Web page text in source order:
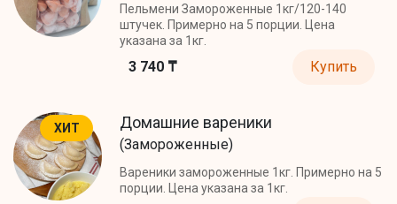
Пельмени Замороженные 1кг/120-140
штучек. Примерно на 5 порции. Цена
указана за 1кг.
3 740 ₸ Купить
ХИТ Домашние вареники
(Замороженные)
Вареники замороженные 1кг. Примерно на 5
порции. Цена указана за 1кг.